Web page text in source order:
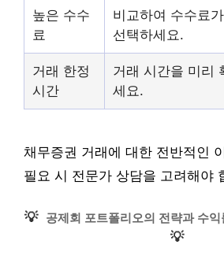
높은 수수
료
비교하여 수수료
선택하세요.
거래 한정
시간
거래 시간을 미리
세요.
채무증권 거래에 대한 전반적인
필요 시 전문가 상담을 고려해야
💡 공제회 포트폴리오의 전략과 수
💡